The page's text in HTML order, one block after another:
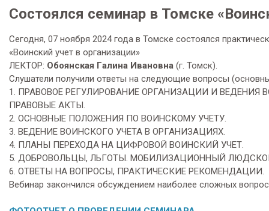
Состоялся семинар в Томске
Сегодня, 07 ноября 2024 года в Томске состоялся
«Воинский учет в организации»
ЛЕКТОР: Oбoянcкaя Гaлинa Ивaнoвнa (г. Томск).
Слушатели получили ответы на следующие вопросы
1. ПРАВОВОЕ РЕГУЛИРОВАНИЕ ОРГАНИЗАЦИИ И
ПРАВОВЫЕ АКТЫ.
2. ОСНОВНЫЕ ПОЛОЖЕНИЯ ПО ВОИНСКОМУ УЧЕТУ.
3. ВЕДЕНИЕ ВОИНСКОГО УЧЕТА В ОРГАНИЗАЦИЯХ.
4. ПЛАНЫ ПЕРЕХОДА НА ЦИФРОВОЙ ВОИНСКИЙ УЧЕТ.
5. ДОБРОВОЛЬЦЫ, ЛЬГОТЫ. МОБИЛИЗАЦИОННЫЙ
6. ОТВЕТЫ НА ВОПРОСЫ, ПРАКТИЧЕСКИЕ РЕКОМЕНДАЦИИ.
Вебинар закончился обсуждением наиболее сложных